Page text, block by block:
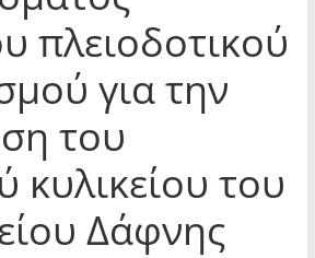
πλειοδοτικού
για την
του
κυλικείου του
Δάφνης